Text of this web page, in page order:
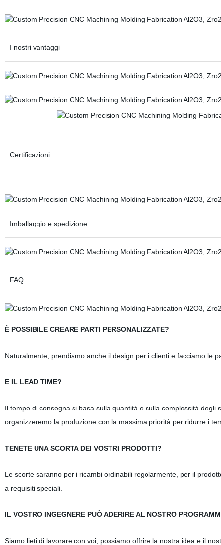
I nostri vantaggi
Certificazioni
Imballaggio e spedizione
FAQ
È POSSIBILE CREARE PARTI PERSONALIZZATE?
Naturalmente, prendiamo anche il design per i clienti e facciamo le
E IL LEAD TIME?
Il tempo di consegna si basa sulla quantità e sulla complessità
organizzeremo la produzione con la massima priorità per ridurre i
TENETE UNA SCORTA DEI VOSTRI PRODOTTI?
Le scorte saranno per i ricambi ordinabili regolarmente, per il
a requisiti speciali.
IL VOSTRO INGEGNERE PUÒ ADERIRE AL NOSTRO
Siamo lieti di lavorare con voi, possiamo offrire la nostra idea e il